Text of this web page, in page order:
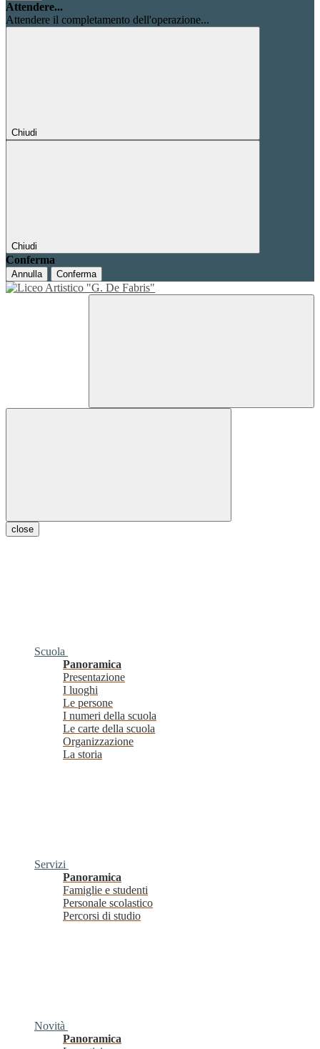
Attendere...
Attendere il completamento dell'operazione...
Chiudi
Chiudi
Conferma
Annulla Conferma
close
Scuola
Panoramica
Presentazione
I luoghi
Le persone
I numeri della scuola
Le carte della scuola
Organizzazione
La storia
Servizi
Panoramica
Famiglie e studenti
Personale scolastico
Percorsi di studio
Novità
Panoramica